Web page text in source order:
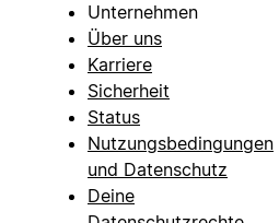
Unternehmen
Über uns
Karriere
Sicherheit
Status
Nutzungsbedingungen
und Datenschutz
Deine